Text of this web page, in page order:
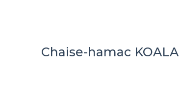
Chaise-hamac KOALA